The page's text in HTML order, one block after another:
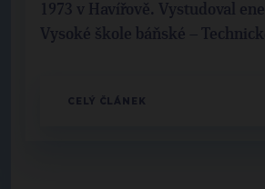
1973 v Havířově. Vystudoval
Vysoké škole báňské –
CELÝ ČLÁNEK